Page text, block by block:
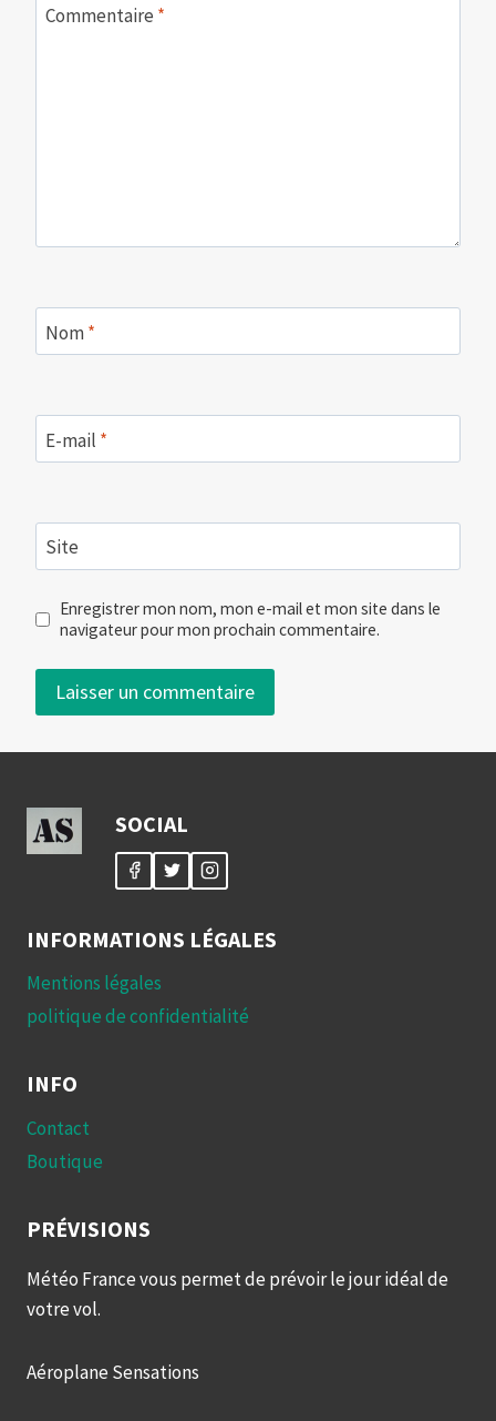
Commentaire *
Nom*
E-mail *
Site
Enregistrer mon nom, mon e-mail et mon site dans le
navigateur pour mon prochain commentaire.
SOCIAL
INFORMATIONS LÉGALES
Mentions légales
politique de confidentialité
INFO
Contact
Boutique
PRÉVISIONS
Météo France vous permet de prévoir le jour idéal de
votre vol.
Aéroplane Sensations